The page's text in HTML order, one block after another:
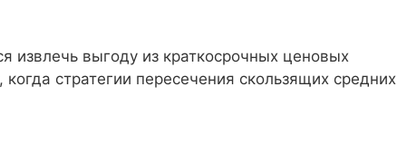
извлечь выгоду из краткосрочных ценовых
стратегии пересечения скользящих средних